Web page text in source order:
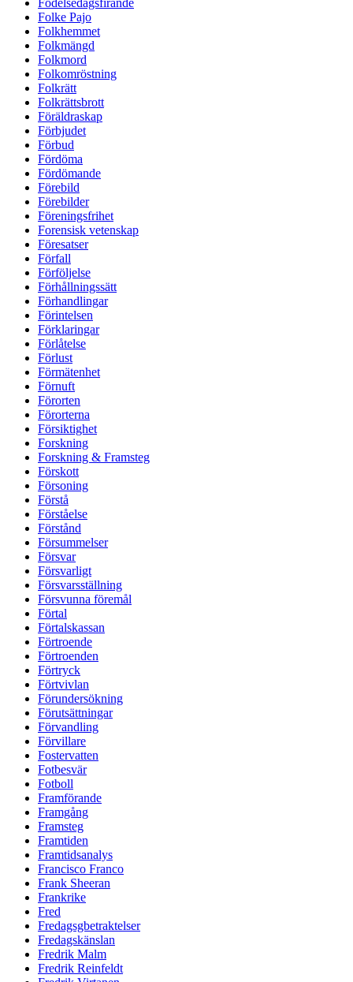
Folke Pajo
Folkhemmet
Folkmängd
Folkmord
Folkomröstning
Folkrätt
Folkrättsbrott
Föräldraskap
Förbjudet
Förbud
Fördöma
Fördömande
Förebild
Förebilder
Föreningsfrihet
Forensisk vetenskap
Föresatser
Förfall
Förföljelse
Förhållningssätt
Förhandlingar
Förintelsen
Förklaringar
Förlåtelse
Förlust
Förmätenhet
Förnuft
Förorten
Förorterna
Försiktighet
Forskning
Forskning & Framsteg
Förskott
Försoning
Förstå
Förståelse
Förstånd
Försummelser
Försvar
Försvarligt
Försvarsställning
Försvunna föremål
Förtal
Förtalskassan
Förtroende
Förtroenden
Förtryck
Förtvivlan
Förundersökning
Förutsättningar
Förvandling
Förvillare
Fostervatten
Fotbesvär
Fotboll
Framförande
Framgång
Framsteg
Framtiden
Framtidsanalys
Francisco Franco
Frank Sheeran
Frankrike
Fred
Fredagsgbetraktelser
Fredagskänslan
Fredrik Malm
Fredrik Reinfeldt